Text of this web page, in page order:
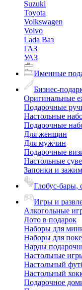
Suzuki
Toyota
Volkswagen
Volvo
Lada Ваз
ГАЗ
УАЗ
Именные
Бизнес-
Оригинальные
Подарочные
Настольные
Подарочные
Для женщин
Для мужчин
Подарочные
Настольные
Запонки и зажим
Глобус-бары,
Игры и
Алкогольные
Лото в подарок
Наборы для
Наборы для
Нарды
Настольные
Настольный
Настольный
Подарочное